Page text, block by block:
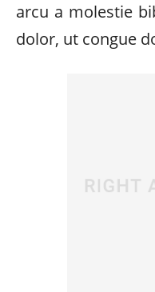
arcu a molestie
dolor, ut congue